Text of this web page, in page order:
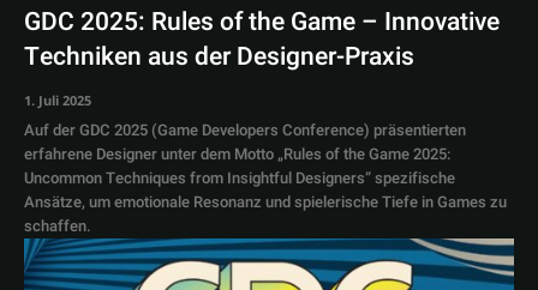
GDC 2025: Rules of the Game – Innovative
Techniken aus der Designer-Praxis
1. Juli 2025
Auf der GDC 2025 (Game Developers Conference) präsentierten
erfahrene Designer unter dem Motto „Rules of the Game 2025:
Uncommon Techniques from Insightful Designers“ spezifische
Ansätze, um emotionale Resonanz und spielerische Tiefe in Games zu
schaffen.